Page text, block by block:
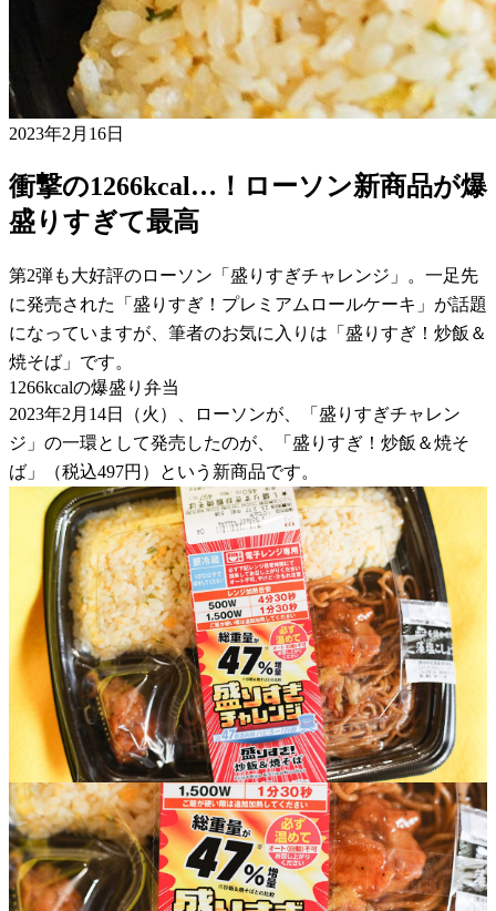
2023年2月16日
衝撃の1266kcal…！ローソン新商品が爆
盛りすぎて最高
第2弾も大好評のローソン「盛りすぎチャレンジ」。一足先
に発売された「盛りすぎ！プレミアムロールケーキ」が話題
になっていますが、筆者のお気に入りは「盛りすぎ！炒飯＆
焼そば」です。
1266kcalの爆盛り弁当
2023年2月14日（火）、ローソンが、「盛りすぎチャレン
ジ」の一環として発売したのが、「盛りすぎ！炒飯＆焼そ
ば」（税込497円）という新商品です。